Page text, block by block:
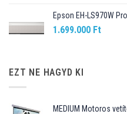
Epson EH-LS970W
1.699.000 Ft
EZT NE HAGYD KI
MEDIUM Motoros